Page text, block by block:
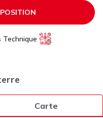
Technique
Carte